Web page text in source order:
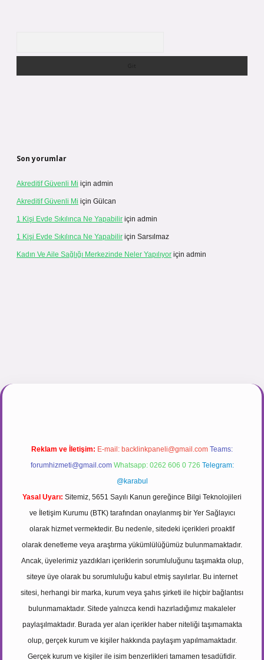
Son yorumlar
Akreditif Güvenli Mi için admin
Akreditif Güvenli Mi için Gülcan
1 Kişi Evde Sıkılınca Ne Yapabilir için admin
1 Kişi Evde Sıkılınca Ne Yapabilir için Sarsılmaz
Kadın Ve Aile Sağlığı Merkezinde Neler Yapılıyor için admin
Reklam ve İletişim: E-mail: backlinkpaneli@gmail.com Teams:
forumhizmeti@gmail.com Whatsapp: 0262 606 0 726 Telegram:
@karabul
Yasal Uyarı: Sitemiz, 5651 Sayılı Kanun gereğince Bilgi Teknolojileri
ve İletişim Kurumu (BTK) tarafından onaylanmış bir Yer Sağlayıcı
olarak hizmet vermektedir. Bu nedenle, sitedeki içerikleri proaktif
olarak denetleme veya araştırma yükümlülüğümüz bulunmamaktadır.
Ancak, üyelerimiz yazdıkları içeriklerin sorumluluğunu taşımakta olup,
siteye üye olarak bu sorumluluğu kabul etmiş sayılırlar. Bu internet
sitesi, herhangi bir marka, kurum veya şahıs şirketi ile hiçbir bağlantısı
bulunmamaktadır. Sitede yalnızca kendi hazırladığımız makaleler
paylaşılmaktadır. Burada yer alan içerikler haber niteliği taşımamakta
olup, gerçek kurum ve kişiler hakkında paylaşım yapılmamaktadır.
Gerçek kurum ve kişiler ile isim benzerlikleri tamamen tesadüfidir.